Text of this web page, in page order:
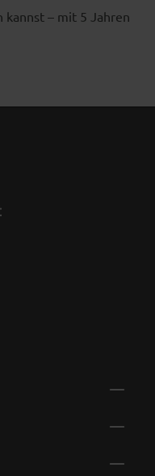
kannst – mit 5 Jahren